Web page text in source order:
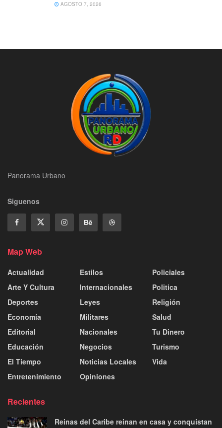
AGOSTO 7, 2026
Panorama Urbano
Siguenos
Map Web
Actualidad
Arte Y Cultura
Deportes
Economía
Editorial
Educación
El Tiempo
Entretenimiento
Estilos
Internacionales
Leyes
Militares
Nacionales
Negocios
Noticias Locales
Opiniones
Policiales
Politica
Religión
Salud
Tu Dinero
Turismo
Vida
Recientes
Reinas del Caribe reinan en casa y conquistan